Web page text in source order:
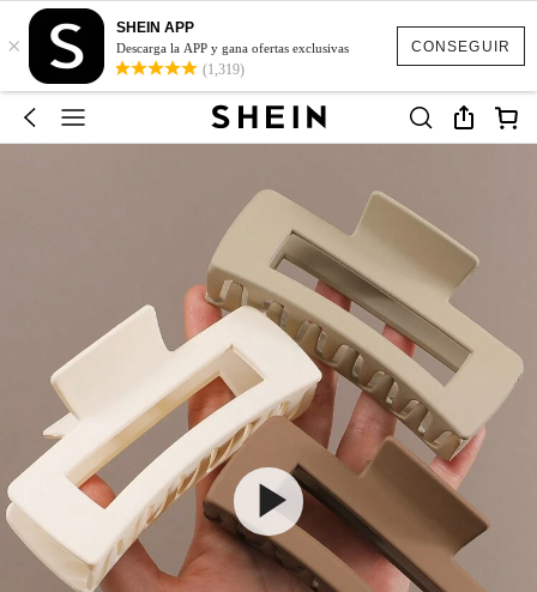
CONSEGUIR
×
SHEIN APP
Descarga la APP y gana ofertas exclusivas
(1,319)